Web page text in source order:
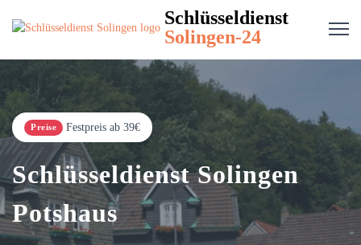
Schlüsseldienst
Solingen-24
Preise Festpreis ab 39€
Schlüsseldienst Solingen
Potshaus